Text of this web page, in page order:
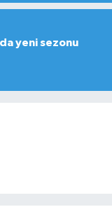
yeni sezonu